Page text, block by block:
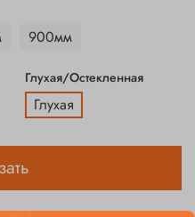
900мм
Глухая/Остекленная
Глухая